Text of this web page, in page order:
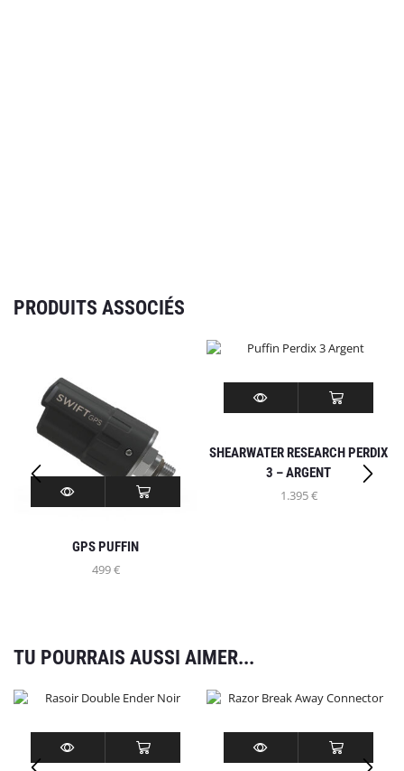
PRODUITS ASSOCIÉS
GPS PUFFIN
499€
SHEARWATER RESEARCH PERDIX
3 – ARGENT
1.395€
TU POURRAIS AUSSI AIMER...